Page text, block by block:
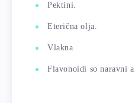
Pektini.
Eterična olja.
Vlakna
Flavonoidi so naravni